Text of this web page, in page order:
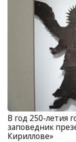
В год 250-летия
заповедник
Кириллове»